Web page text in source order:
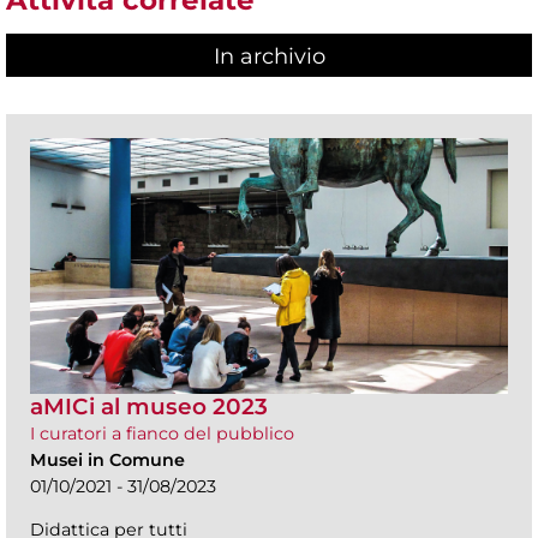
In archivio
aMICi al museo 2023
I curatori a fianco del pubblico
Musei in Comune
01/10/2021 - 31/08/2023
Didattica per tutti